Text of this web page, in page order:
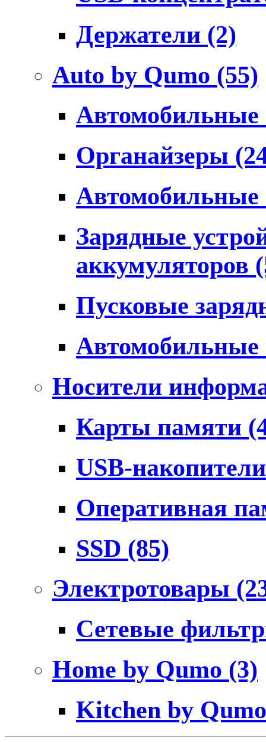
Держатели (2)
Auto by Qumo (55)
Органайзеры
Зарядные
аккумуляторов
Пусковые
Носители
Карты памяти
USB-
Оперативная
SSD (85)
Электротовары
Сетевые
Home by Qumo (3)
Kitchen by